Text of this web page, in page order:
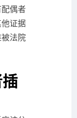
偶者
证据
法院